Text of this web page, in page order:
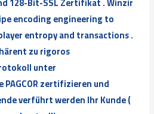
encoding engineering to
entropy and transactions .
zu rigoros
unter
zertifizieren und
verführt werden Ihr Kunde (